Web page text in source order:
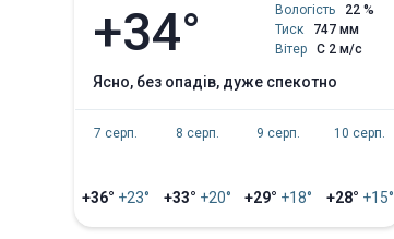
+34° Вологість
22 %
Тиск
747 мм
Вітер
С 2 м/с
ясно, без опадів, дуже спекотно
7 серп.
+36° +23°
8 серп.
+33° +20°
9 серп.
+29° +18°
10 серп.
+28° +15°